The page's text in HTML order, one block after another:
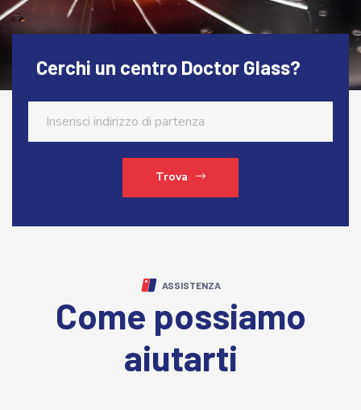
Cerchi un centro Doctor Glass?
Trova
ASSISTENZA
Come possiamo
aiutarti